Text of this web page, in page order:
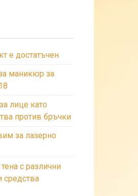
е достатъчен
маникюр за
лице като
против бръчки
за лазерно
с различни
средства